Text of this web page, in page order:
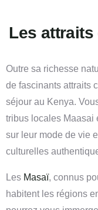
Les
Outre sa richesse
de fascinants attraits
séjour au Kenya.
tribus locales Maasai
sur leur mode de vie
culturelles
Les Masaï, connus
habitent les régions